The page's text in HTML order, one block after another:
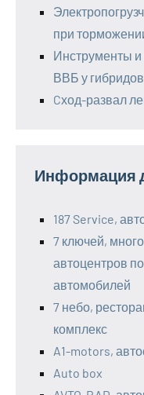
при
Инструменты и
ВВБ у
Cход-развал
Информация
187 Service,
7 ключей,
автоцентров
автомобилей
7 небо,
комплекс
A1-motors,
Auto box